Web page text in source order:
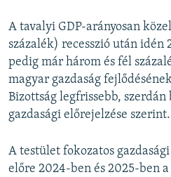
A tavalyi GDP-arányosan
százalék) recesszió után idén
pedig már három és fél
magyar gazdaság
Bizottság legfrissebb,
gazdasági előrejelzése szerint.
A testület fokozatos
előre 2024-ben és 2025-ben